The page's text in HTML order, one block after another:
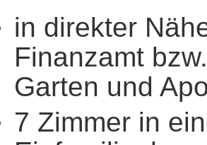
in direkter
Finanzamt
Garten und
7 Zimmer in